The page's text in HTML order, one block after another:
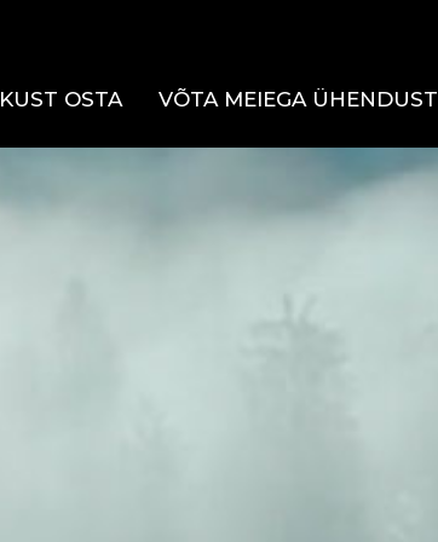
KUST OSTA VÕTA MEIEGA ÜHENDUST